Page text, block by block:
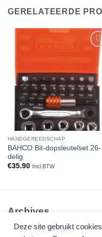
Deze site gebruikt
GERELATEERDE
Toevoegen
verlanglijst
HANDGEREEDSCHAP
BAHCO Bit-dopsleutelset 26-
delig
€35.90 Incl.BTW
Archives
Geen archieven om te